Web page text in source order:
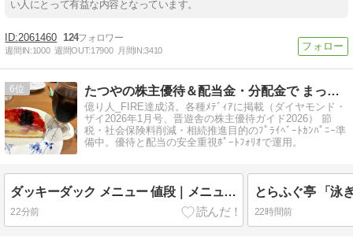
い人にとって有益な内容となっています。
2061460 124
週間IN:1000 週間OUT:17900 月間IN:3410
6 たつやの株主優待＆配当金・分配金で まったりライフ！
億り人_FIRE達成済。各種ﾒﾃﾞｨｱに掲載（ダイヤモンド・
ザイ2026年1月号、晋遊舎の株主優待ガイド2026） 節
税・社会保険料削減・相続推進目的のﾌﾟﾗｲﾍﾞｰﾄｶﾝﾊﾟﾆｰ準
備中。優待と配当の安全重視ﾎﾟｰﾄﾌｫﾘｵで運用。
ダッキーダック メニュー 値段｜メニュー価格の紹介
22分前 22時間前